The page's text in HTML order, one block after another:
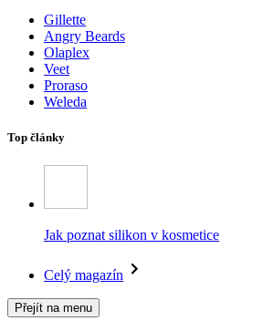
Gillette
Angry Beards
Olaplex
Veet
Proraso
Weleda
Top články
Jak poznat silikon v kosmetice
Celý magazín
Přejít na menu